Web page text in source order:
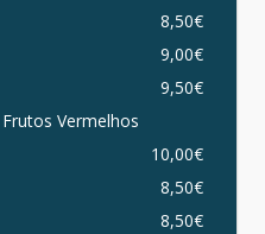
8,50€
9,00€
9,50€
Vermelhos
10,00€
8,50€
8,50€